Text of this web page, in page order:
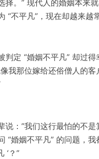
择。” 现代人的婚姻本来
不平凡”，现在却越来越常
判定 “婚姻不平凡” 却过
我那位嫁给还俗僧人的
：”我们这行最怕的不
“婚姻不平凡” 的问题，
‘？”